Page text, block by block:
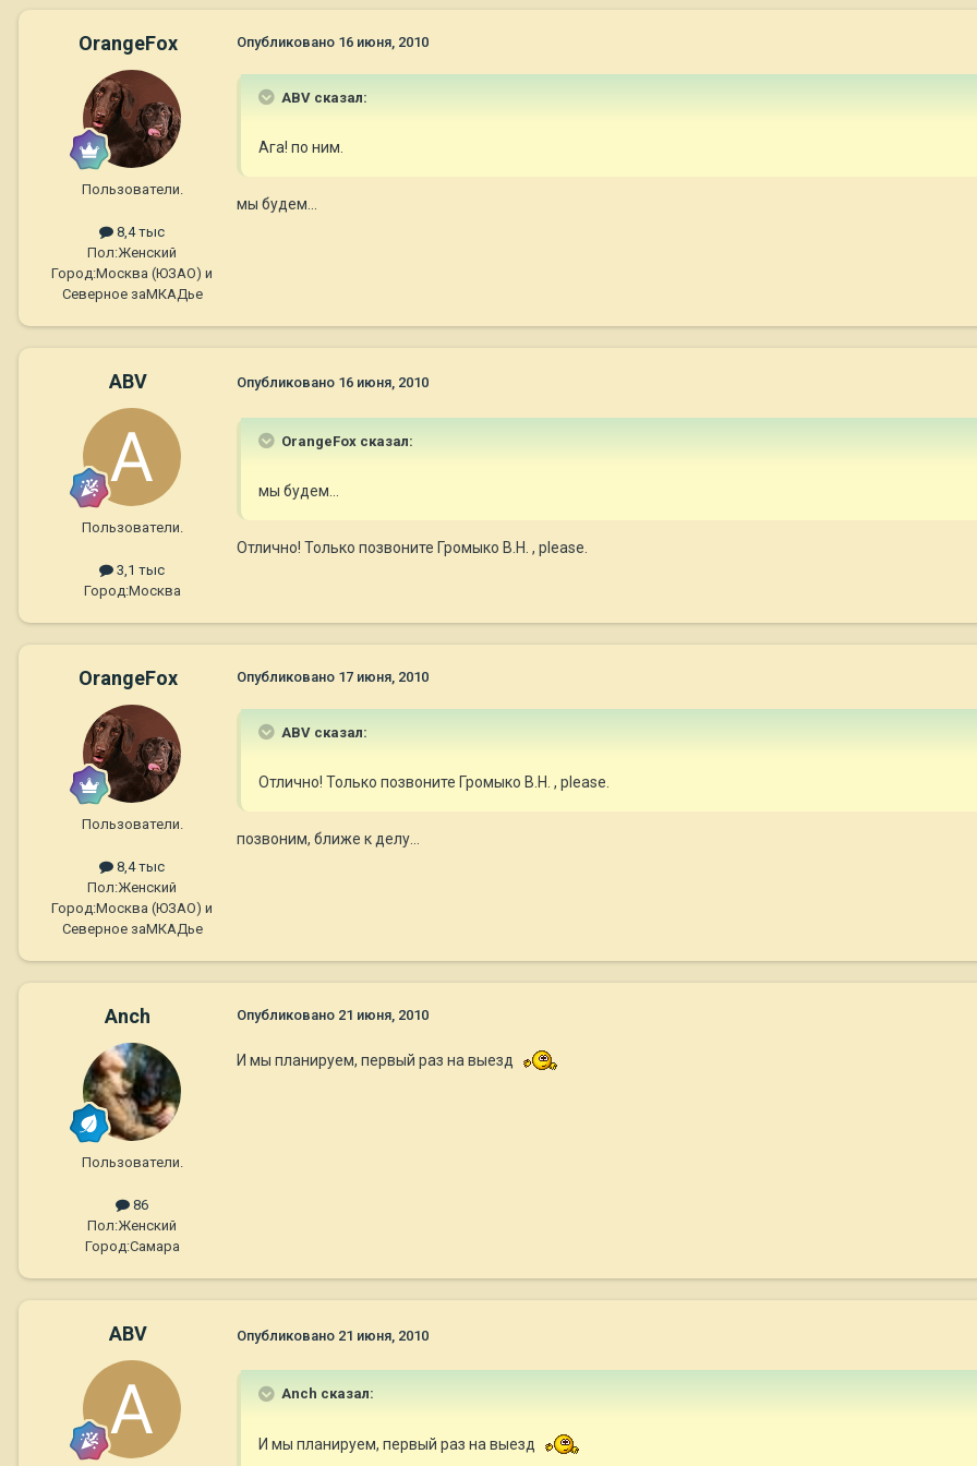
OrangeFox
Пользователи.
8,4 тыс
Пол:Женский
Город:Москва (ЮЗАО) и
Северное заМКАДье
Опубликовано 16 июня, 2010
ABV сказал:
Ага! по ним.
мы будем...
ABV
Пользователи.
3,1 тыс
Город:Москва
Опубликовано 16 июня, 2010
OrangeFox сказал:
мы будем...
Отлично! Только позвоните Громыко В.Н. , please.
OrangeFox
Пользователи.
8,4 тыс
Пол:Женский
Город:Москва (ЮЗАО) и
Северное заМКАДье
Опубликовано 17 июня, 2010
ABV сказал:
Отлично! Только позвоните Громыко В.Н. , please.
позвоним, ближе к делу...
Anch
Пользователи.
86
Пол:Женский
Город:Самара
Опубликовано 21 июня, 2010
И мы планируем, первый раз на выезд
ABV Опубликовано 21 июня, 2010
Anch сказал:
И мы планируем, первый раз на выезд